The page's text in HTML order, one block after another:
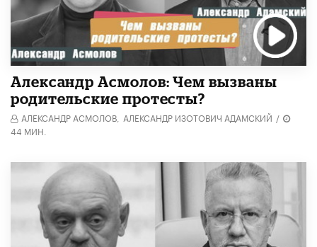
Александр Асмолов: Чем вызваны
родительские протесты?
АЛЕКСАНДР АСМОЛОВ, АЛЕКСАНДР ИЗОТОВИЧ АДАМСКИЙ /
44 МИН.